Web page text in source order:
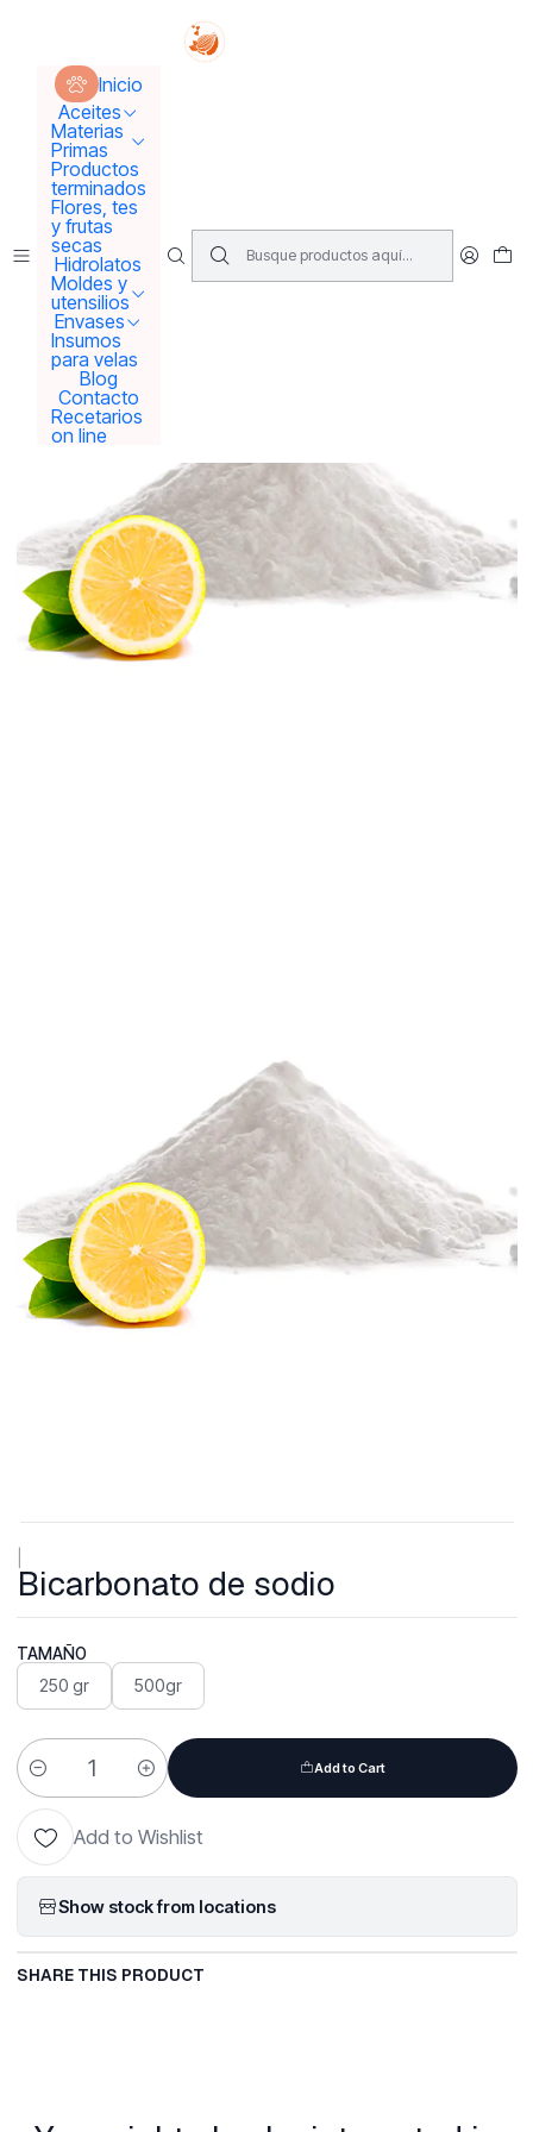
Inicio
Aceites
Materias
Primas
Productos
terminados
Flores, tes
y frutas
secas
Hidrolatos
Moldes y
utensilios
Envases
Insumos
para velas
Blog
Contacto
Recetarios
on line
Tus sueños se concretan aquí !!!
Inicio
Bicarbonato de sodio
TAMAÑO
250 gr 500gr
Quantity
Add to Cart
Add to Wishlist
Show stock from locations
SHARE THIS PRODUCT